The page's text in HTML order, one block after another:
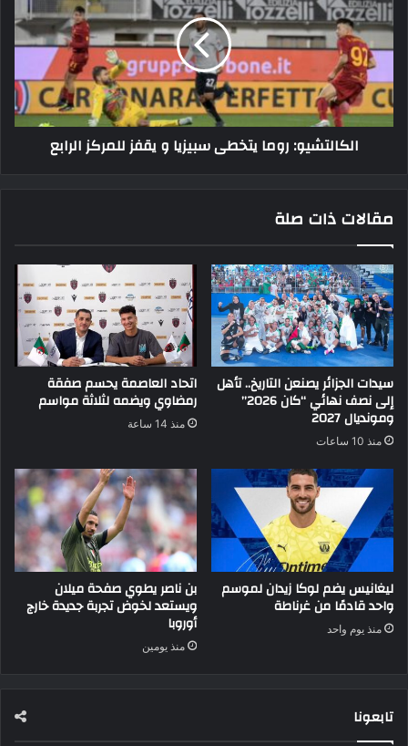
يتخطى
سبيزيا
و
يقفز
للمركز
الرابع
الكالتشيو: روما يتخطى سبيزيا و يقفز للمركز الرابع
مقالات ذات صلة
سيدات الجزائر يصنعن التاريخ.. تأهل
إلى نصف نهائي “كان 2026”
ومونديال 2027
منذ 10 ساعات
اتحاد العاصمة يحسم صفقة
رمضاوي ويضمه لثلاثة مواسم
منذ 14 ساعة
ليغانيس يضم لوكا زيدان لموسم
واحد قادمًا من غرناطة
منذ يوم واحد
بن ناصر يطوي صفحة ميلان
ويستعد لخوض تجربة جديدة خارج
أوروبا
منذ يومين
تابعونا